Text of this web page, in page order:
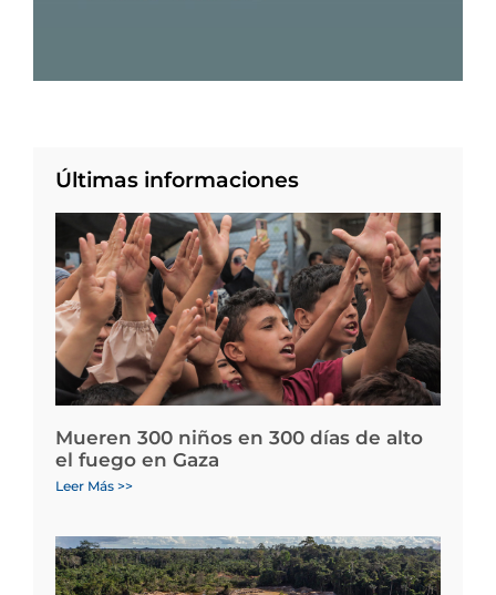
Últimas informaciones
Mueren 300 niños en 300 días de alto
el fuego en Gaza
Leer Más >>